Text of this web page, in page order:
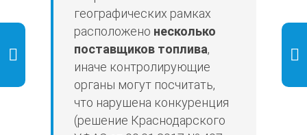
географических рамках
расположено несколько
поставщиков топлива,
иначе контролирующие
органы могут посчитать,
что нарушена конкуренция
(решение Краснодарского